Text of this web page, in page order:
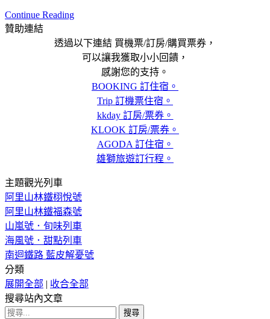
Continue Reading
贊助連結
透過以下連結 買機票/訂房/購買票券，
可以讓我獲取小小回饋，
感謝您的支持。
BOOKING 訂住宿。
Trip 訂機票住宿。
kkday 訂房/票券。
KLOOK 訂房/票券。
AGODA 訂住宿。
雄獅旅遊訂行程。
主題觀光列車
阿里山林鐵栩悅號
阿里山林鐵福森號
山嵐號．旬味列車
海風號．甜點列車
南迴鐵路 藍皮解憂號
分類
展開全部 | 收合全部
搜尋站內文章
搜